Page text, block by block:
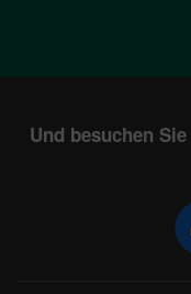
Und besuchen